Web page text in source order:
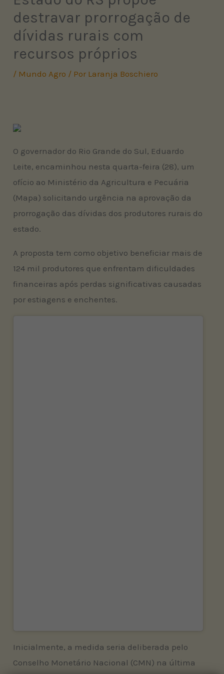
destravar prorrogação de
dívidas rurais com
recursos próprios
/ Mundo Agro / Por Laranja Boschiero
O governador do Rio Grande do Sul, Eduardo
Leite, encaminhou nesta quarta-feira (28), um
ofício ao Ministério da Agricultura e Pecuária
(Mapa) solicitando urgência na aprovação da
prorrogação das dívidas dos produtores rurais do
estado.
A proposta tem como objetivo beneficiar mais de
124 mil produtores que enfrentam dificuldades
financeiras após perdas significativas causadas
por estiagens e enchentes.
Inicialmente, a medida seria deliberada pelo
Conselho Monetário Nacional (CMN) na última